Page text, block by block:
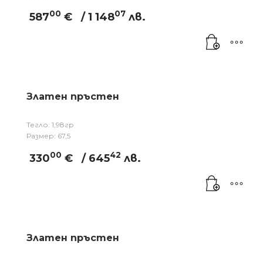
58700 € / 1 14807 лв.
Златен пръстен
Тегло: 1,98гр
Размер: 67,5
33000 € / 64542 лв.
Златен пръстен